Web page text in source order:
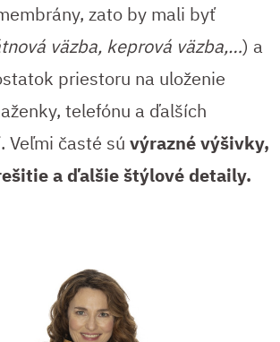
zato by mali byť
väzba, keprová väzba,…) a
priestoru na uloženie
telefónu a ďalších
Veľmi časté sú výrazné výšivky,
a ďalšie štýlové detaily.